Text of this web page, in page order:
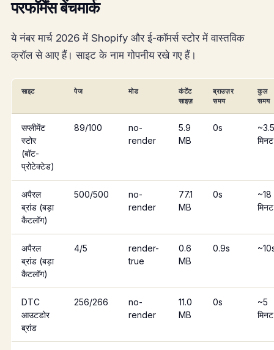
परफॉर्मेंस बेंचमार्क
ये नंबर मार्च 2026 में Shopify और ई-कॉमर्स स्टोर में वास्तविक
क्रॉल से आए हैं। साइट के नाम गोपनीय रखे गए हैं।
साइट पेज मोड
कंटेंट
साइज़
ब्राउज़र
समय
कुल
समय
सप्लीमेंट
स्टोर
(बॉट-
प्रोटेक्टेड)
89/100
no-
render
5.9
MB
0s
~3.5
मिनट
अपैरल
ब्रांड (बड़ा
कैटलॉग)
500/500
no-
render
77.1
MB
0s
~18
मिनट
अपैरल
ब्रांड (बड़ा
कैटलॉग)
4/5
render-
true
0.6
MB
0.9s
DTC
आउटडोर
ब्रांड
256/266
no-
render
11.0
MB
0s
~5
मिनट